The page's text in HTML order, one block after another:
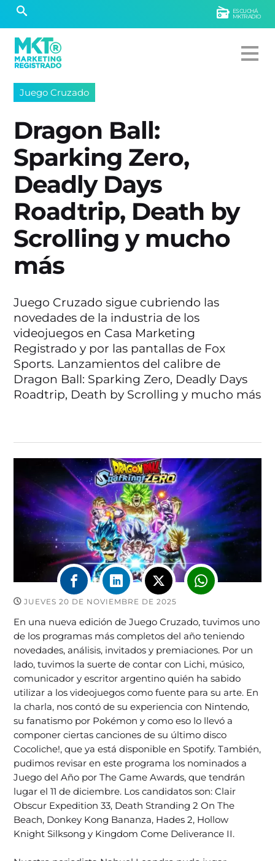
ESCUCHÁ
MKTRADIO
Juego Cruzado
Dragon Ball:
Sparking Zero,
Deadly Days
Roadtrip, Death by
Scrolling y mucho
más
Juego Cruzado sigue cubriendo las
novedades de la industria de los
videojuegos en Casa Marketing
Registrado y por las pantallas de Fox
Sports. Lanzamientos del calibre de
Dragon Ball: Sparking Zero, Deadly Days
Roadtrip, Death by Scrolling y mucho más
JUEVES 20 DE NOVIEMBRE DE 2025
En una nueva edición de Juego Cruzado, tuvimos uno
de los programas más completos del año teniendo
novedades, análisis, invitados y premiaciones. Por un
lado, tuvimos la suerte de contar con Lichi, músico,
comunicador y escritor argentino quién ha sabido
utilizar a los videojuegos como fuente para su arte. En
la charla, nos contó de su experiencia con Nintendo,
su fanatismo por Pokémon y como eso lo llevó a
componer ciertas canciones de su último disco
Cocoliche!, que ya está disponible en Spotify. También,
pudimos revisar en este programa los nominados a
Juego del Año por The Game Awards, que tendrán
lugar el 11 de diciembre. Los candidatos son: Clair
Obscur Expedition 33, Death Stranding 2 On The
Beach, Donkey Kong Bananza, Hades 2, Hollow
Knight Silksong y Kingdom Come Deliverance II.